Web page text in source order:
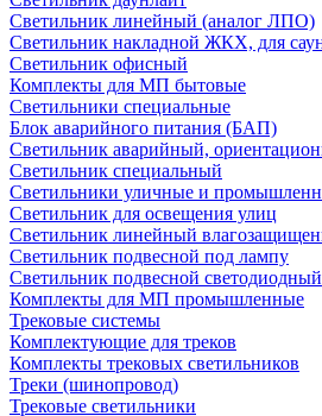
Светильник линейный (аналог ЛПО)
Светильник накладной ЖКХ, для
Светильник офисный
Комплекты для МП бытовые
Светильники специальные
Блок аварийного питания (БАП)
Светильник аварийный,
Светильник специальный
Светильники уличные и
Светильник для освещения улиц
Светильник линейный
Светильник подвесной под лампу
Светильник подвесной светодиодный
Комплекты для МП промышленные
Трековые системы
Комплектующие для треков
Комплекты трековых светильников
Треки (шинопровод)
Трековые светильники